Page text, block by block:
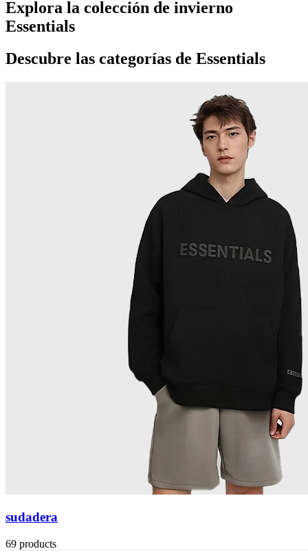
Explora la colección de invierno
Essentials
Descubre las categorías de Essentials
sudadera
69 products